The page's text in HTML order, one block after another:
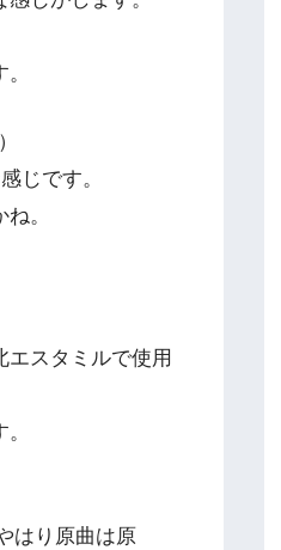
じです。
。
スタミルで使用
はり原曲は原